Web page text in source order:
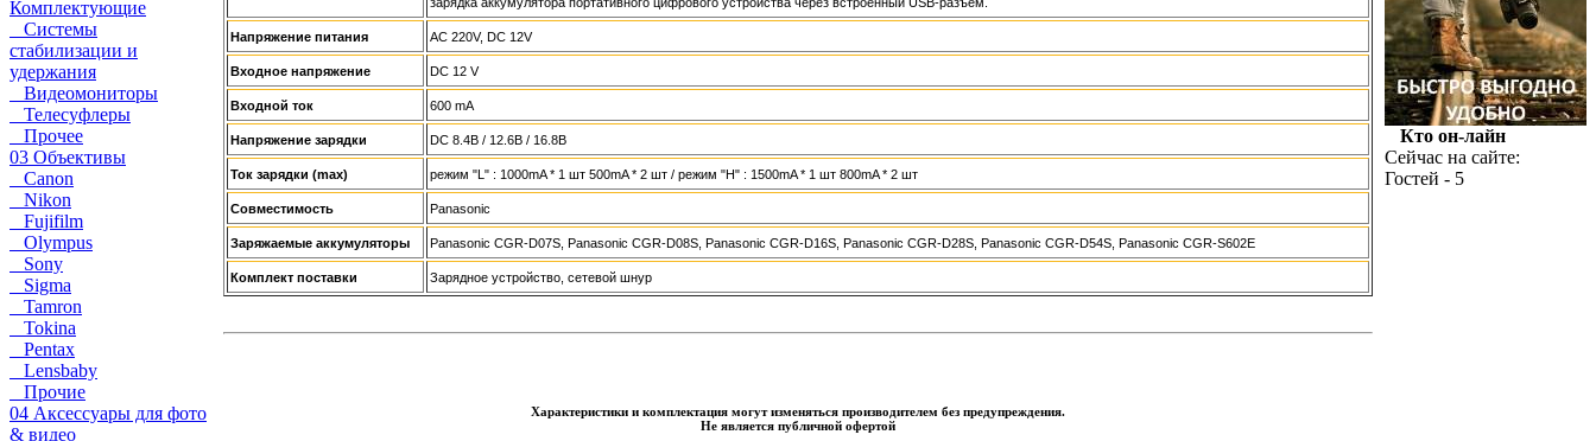
Комплектующие
Системы
стабилизации и
удержания
Видеомониторы
Телесуфлеры
Прочее
03 Объективы
Canon
Nikon
Fujifilm
Olympus
Sony
Sigma
Tamron
Tokina
Pentax
Lensbaby
Прочие
04 Аксессуары для фото
& видео
Напряжение питания AC 220V, DC 12V
Входное напряжение DC 12 V
Входной ток 600 mA
Напряжение зарядки DC 8.4В / 12.6В / 16.8В
Ток зарядки (max) режим "L" : 1000mA * 1 шт 500mA * 2 шт / режим "H" : 1500mA * 1 шт 800mA * 2 шт
Совместимость Panasonic
Заряжаемые аккумуляторы Panasonic CGR-D07S, Panasonic CGR-D08S, Panasonic CGR-D16S, Panasonic CGR-D28S, Panasonic CGR-D54S, Panasonic CGR-S602E
Комплект поставки Зарядное устройство, сетевой шнур
Характеристики и комплектация могут изменяться производителем без предупреждения.
Не является публичной офертой
Кто он-лайн
Сейчас на сайте:
Гостей - 5